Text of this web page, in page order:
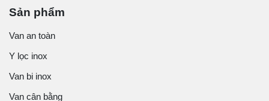
Sản phẩm
Van an toàn
Y lọc inox
Van bi inox
Van cân bằng